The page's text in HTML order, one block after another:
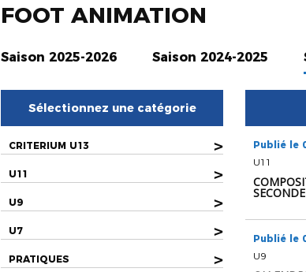
FOOT ANIMATION
Saison 2025-2026 Saison 2024-2025
Sélectionnez une catégorie
CRITERIUM U13 >
U11 >
U9 >
U7 >
PRATIQUES >
Publié le
U11
Publié le
U9